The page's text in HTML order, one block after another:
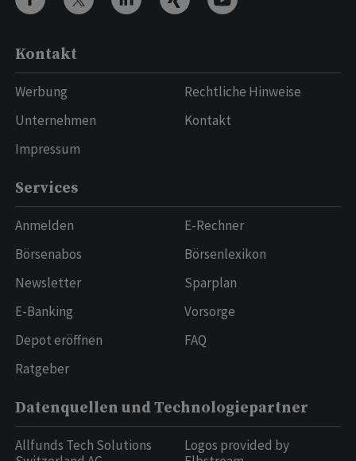
Kontakt
Werbung
Unternehmen
Impressum
Rechtliche Hinweise
Kontakt
Services
Anmelden
Börsenabos
Newsletter
E-Banking
Depot eröffnen
Ratgeber
E-Rechner
Börsenlexikon
Sparplan
Vorsorge
FAQ
Datenquellen und Technologiepartner
Allfunds Tech Solutions
Logos provided by